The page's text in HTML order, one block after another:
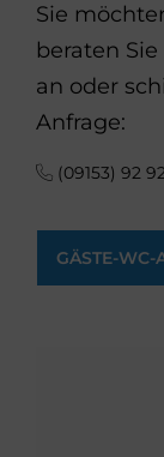
Sie
beraten
an oder
Anfrage:
(09153) 92
GÄSTE-WC-